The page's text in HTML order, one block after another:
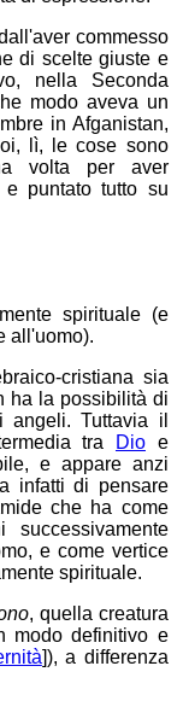
commesso
di scelte giuste e
nella Seconda
modo aveva un
in Afganistan,
lì, le cose sono
volta per aver
e puntato tutto su
spirituale (e
all'uomo).
cristiana sia
ha la possibilità di
angeli. Tuttavia il
tra
Dioe
e appare anzi
infatti di pensare
che ha come
e come vertice
spirituale.
, quella creatura
modo definitivo e
]), a differenza